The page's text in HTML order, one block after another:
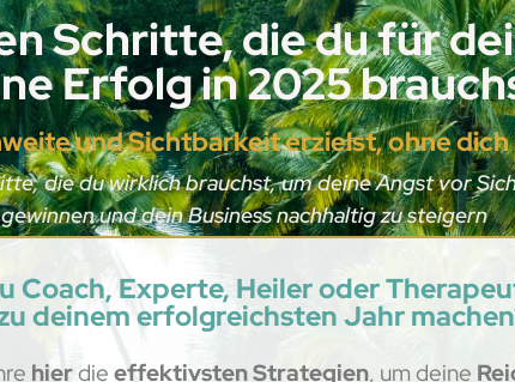
Schritte, die du für
Erfolg in 2025
und Sichtbarkeit erzielst, ohne
die du wirklich brauchst, um deine Angst vor
und dein Business nachhaltig zu steigern
Coach, Experte, Heiler oder
deinem erfolgreichsten Jahr
hierdieeffektivsten Strategien, um deine